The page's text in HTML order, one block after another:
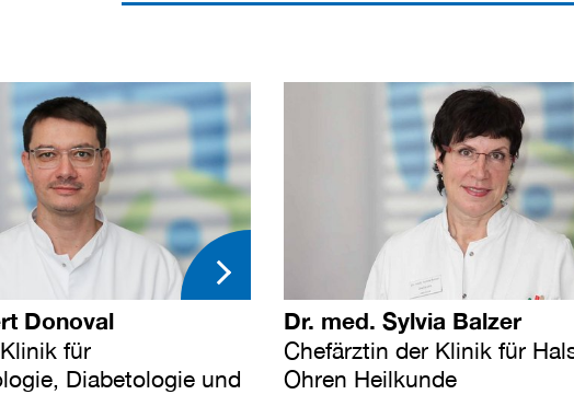
Donoval
für
Diabetologie und
Dr. med. Sylvia Balzer
Chefärztin der Klinik für
Ohren Heilkunde